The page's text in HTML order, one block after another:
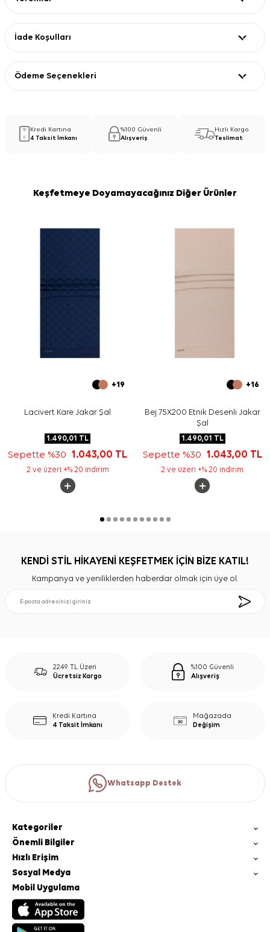
İade Koşulları
Ödeme Seçenekleri
Kredi Kartına
4 Taksit İmkanı
%100 Güvenli
Alışveriş
Hızlı Kargo
Teslimat
Keşfetmeye Doyamayacağınız Diğer Ürünler
+19
Lacivert Kare Jakar Şal
1.490,01 TL
Sepette %30 1.043,00 TL
2 ve üzeri +% 20 indirim
+16
Bej 75X200 Etnik Desenli Jakar
Şal
1.490,01 TL
Sepette %30 1.043,00 TL
2 ve üzeri +% 20 indirim
KENDİ STİL HİKAYENİ KEŞFETMEK İÇİN BİZE KATIL!
Kampanya ve yeniliklerden haberdar olmak için üye ol.
2249 TL Üzeri
Ücretsiz Kargo
%100 Güvenli
Alışveriş
Kredi Kartına
4 Taksit İmkanı
Mağazada
Değişim
Whatsapp Destek
Kategoriler
Önemli Bilgiler
Hızlı Erişim
Sosyal Medya
Mobil Uygulama